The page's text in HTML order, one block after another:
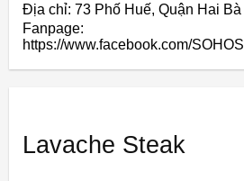
Địa chỉ: 73 Phố Huế, Quận Hai
Fanpage:
https://www.facebook.com/
Lavache Steak